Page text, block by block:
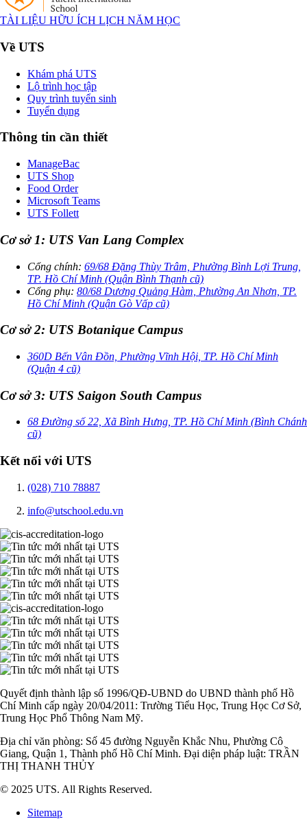
TÀI LIỆU HỮU ÍCH LỊCH NĂM HỌC
Về UTS
Khám phá UTS
Lộ trình học tập
Quy trình tuyển sinh
Tuyển dụng
Thông tin cần thiết
ManageBac
UTS Shop
Food Order
Microsoft Teams
UTS Follett
Cơ sở 1: UTS Van Lang Complex
Cổng chính: 69/68 Đặng Thùy Trâm, Phường Bình Lợi Trung,
TP. Hồ Chí Minh (Quận Bình Thạnh cũ)
Cổng phụ: 80/68 Dương Quảng Hàm, Phường An Nhơn, TP.
Hồ Chí Minh (Quận Gò Vấp cũ)
Cơ sở 2: UTS Botanique Campus
360D Bến Vân Đồn, Phường Vĩnh Hội, TP. Hồ Chí Minh
(Quận 4 cũ)
Cơ sở 3: UTS Saigon South Campus
68 Đường số 22, Xã Bình Hưng, TP. Hồ Chí Minh (Bình Chánh
cũ)
Kết nối với UTS
(028) 710 78887
info@utschool.edu.vn
Quyết định thành lập số 1996/QĐ-UBND do UBND thành phố Hồ
Chí Minh cấp ngày 20/04/2011: Trường Tiểu Học, Trung Học Cơ Sở,
Trung Học Phổ Thông Nam Mỹ.
Địa chỉ văn phòng: Số 45 đường Nguyễn Khắc Nhu, Phường Cô
Giang, Quận 1, Thành phố Hồ Chí Minh. Đại diện pháp luật: TRẦN
THỊ THANH THỦY
© 2025 UTS. All Rights Reserved.
Sitemap